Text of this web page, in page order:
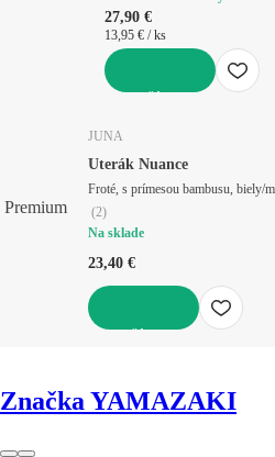
27,90 €
13,95 € / ks
Premium
JUNA
Uterák Nuance
Froté, s prímesou bambusu, biely/
(2)
Na sklade
23,40 €
Značka YAMAZAKI